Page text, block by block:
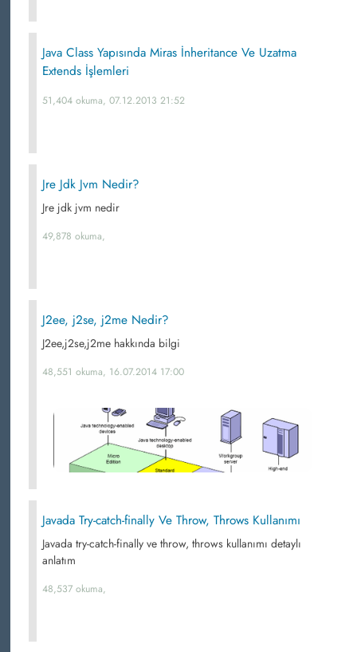
Java Class Yapısında Miras İnheritance Ve Uzatma
Extends İşlemleri
51,404 okuma, 07.12.2013 21:52
Jre Jdk Jvm Nedir?
Jre jdk jvm nedir
49,878 okuma,
J2ee, j2se, j2me Nedir?
J2ee,j2se,j2me hakkında bilgi
48,551 okuma, 16.07.2014 17:00
Javada Try-catch-finally Ve Throw, Throws Kullanımı
Javada try-catch-finally ve throw, throws kullanımı detaylı
anlatım
48,537 okuma,